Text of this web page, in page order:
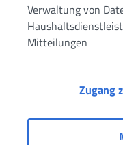
Verwaltung von
Mitteilungen
Zugang